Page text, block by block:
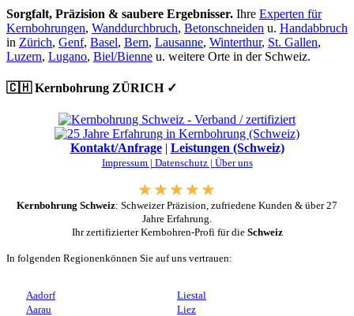
Sorgfalt, Präzision & saubere Ergebnisser. Ihre Experten für
Kernbohrungen, Wanddurchbruch, Betonschneiden u. Handabbruch
in Zürich, Genf, Basel, Bern, Lausanne, Winterthur, St. Gallen,
Luzern, Lugano, Biel/Bienne u. weitere Orte in der Schweiz.
🇨🇭 Kernbohrung ZÜRICH ✓
Kontakt/Anfrage| Leistungen (Schweiz)
Impressum | Datenschutz | Über uns
Kernbohrung Schweiz: Schweizer Präzision, zufriedene Kunden & über 27
Jahre Erfahrung.
Ihr zertifizierter Kernbohren-Profi für die Schweiz
In folgenden Regionenkönnen Sie auf uns vertrauen:
Aadorf
Aarau
Liestal
Liez